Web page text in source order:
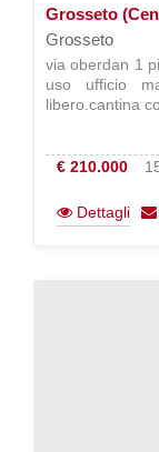
Grosseto
Grosseto
via oberdan 1
uso ufficio
libero.cantina
€ 210.000
Dettagli